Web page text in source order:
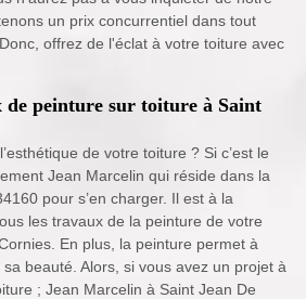
un prix concurrentiel dans tout
offrez de l'éclat à votre toiture avec
de peinture sur toiture à Saint
de votre toiture ? Si c’est le
Jean Marcelin qui réside dans la
pour s’en charger. Il est à la
les travaux de la peinture de votre
En plus, la peinture permet à
beauté. Alors, si vous avez un projet à
; Jean Marcelin à Saint Jean De